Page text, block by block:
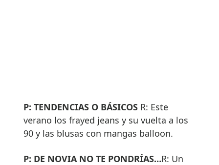
P: TENDENCIAS O BÁSICOS R: Este
verano los frayed jeans y su vuelta a los
90 y las blusas con mangas balloon.
P: DE NOVIA NO TE PONDRÍAS…R: Un